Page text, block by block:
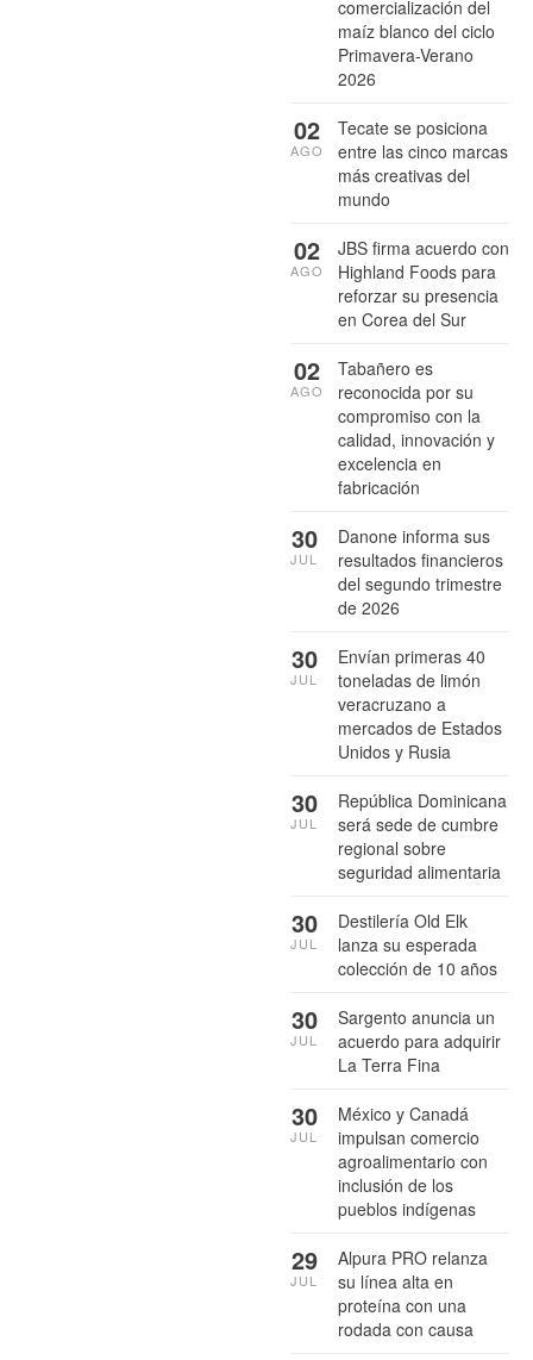
comercialización del
maíz blanco del ciclo
Primavera-Verano
2026
Tecate se posiciona
entre las cinco marcas
más creativas del
mundo
02
AGO
JBS firma acuerdo con
Highland Foods para
reforzar su presencia
en Corea del Sur
02
AGO
Tabañero es
reconocida por su
compromiso con la
calidad, innovación y
excelencia en
fabricación
02
AGO
Danone informa sus
resultados financieros
del segundo trimestre
de 2026
30
JUL
Envían primeras 40
toneladas de limón
veracruzano a
mercados de Estados
Unidos y Rusia
30
JUL
República Dominicana
será sede de cumbre
regional sobre
seguridad alimentaria
30
JUL
Destilería Old Elk
lanza su esperada
colección de 10 años
30
JUL
Sargento anuncia un
acuerdo para adquirir
La Terra Fina
30
JUL
México y Canadá
impulsan comercio
agroalimentario con
inclusión de los
pueblos indígenas
30
JUL
Alpura PRO relanza
su línea alta en
proteína con una
rodada con causa
29
JUL